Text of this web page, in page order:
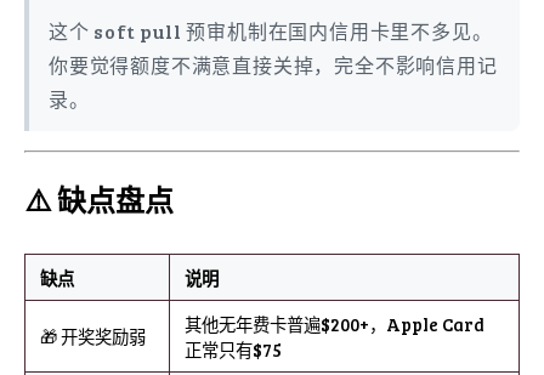
这个 soft pull 预审机制在国内信用卡里不多见。
你要觉得额度不满意直接关掉，完全不影响信用记
录。
⚠️ 缺点盘点
缺点 说明
🎁 开奖奖励弱
其他无年费卡普遍$200+，Apple Card
正常只有$75